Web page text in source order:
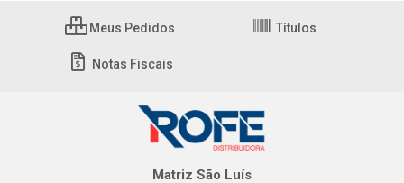
Meus Pedidos Títulos
Notas Fiscais
Matriz São Luís